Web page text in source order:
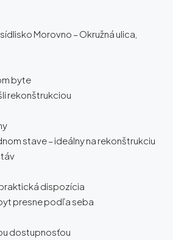
Morovno – Okružná ulica,
byte
rekonštrukciou
stave – ideálny na rekonštrukciu
dispozícia
presne podľa seba
dostupnosťou